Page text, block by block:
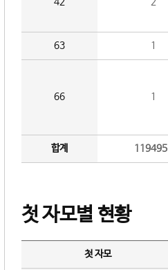
63 1
66 1
합계
첫 자모별 현황
첫 자모